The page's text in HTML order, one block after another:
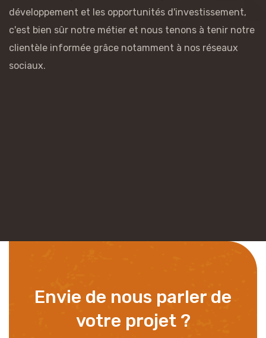
développement et les opportunités d'investissement,
c'est bien sûr notre métier et nous tenons à tenir notre
clientèle informée grâce notamment à nos réseaux
sociaux.
Envie de nous parler de
votre projet ?